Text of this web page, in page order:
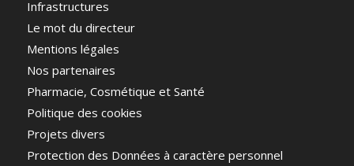
Infrastructures
Le mot du directeur
Mentions légales
Nos partenaires
Pharmacie, Cosmétique et Santé
Politique des cookies
Projets divers
Protection des Données à caractère personnel